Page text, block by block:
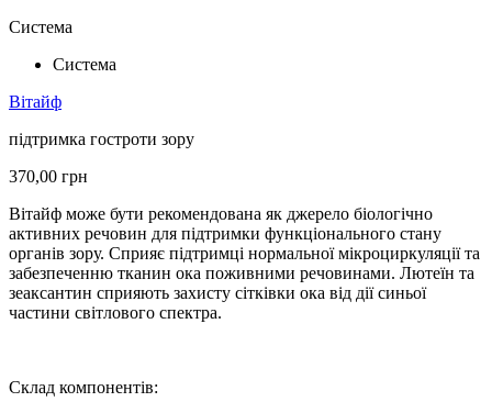
Система
Система
Вітайф
підтримка гостроти зору
370,00 грн
Вітайф може бути рекомендована як джерело біологічно
активних речовин для підтримки функціонального стану
органів зору. Сприяє підтримці нормальної мікроциркуляції та
забезпеченню тканин ока поживними речовинами. Лютеїн та
зеаксантин сприяють захисту сітківки ока від дії синьої
частини світлового спектра.
Склад компонентів: